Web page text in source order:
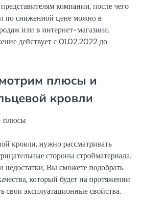
компании, после чего
по сниженной цене можно в
или в интернет-магазине.
действует с 01.02.2022 до
плюсы и
кровли
плюсы
кровли, нужно рассматривать
стороны стройматериала.
недостатки, Вы сможете подобрать
который будет на протяжении
свои эксплуатационные свойства.